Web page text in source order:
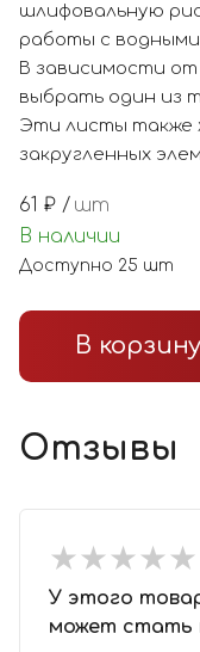
шлифовальную
работы с водными
В зависимости
выбрать один из
Эти листы также
закругленных
61 ₽ / шт
В наличии
Доступно 25 шт
В корзину
Отзывы
★★★★★
★★★★★
У этого
может стать